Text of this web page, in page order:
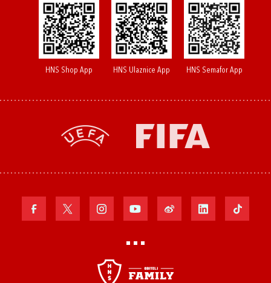
HNS Shop App HNS Ulaznice App HNS Semafor App